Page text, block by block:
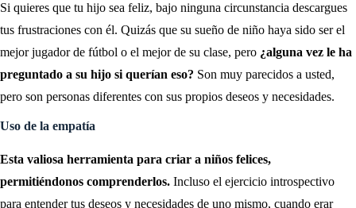
Si quieres que tu hijo sea feliz, bajo ninguna circunstancia descargues
tus frustraciones con él. Quizás que su sueño de niño haya sido ser el
mejor jugador de fútbol o el mejor de su clase, pero ¿alguna vez le ha
preguntado a su hijo si querían eso? Son muy parecidos a usted,
pero son personas diferentes con sus propios deseos y necesidades.
Uso de la empatía
Esta valiosa herramienta para criar a niños felices,
permitiéndonos comprenderlos. Incluso el ejercicio introspectivo
para entender tus deseos y necesidades de uno mismo, cuando erar